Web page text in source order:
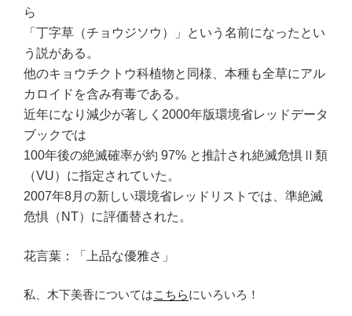
ら
「丁字草（チョウジソウ）」という名前になったとい
う説がある。
他のキョウチクトウ科植物と同様、本種も全草にアル
カロイドを含み有毒である。
近年になり減少が著しく2000年版環境省レッドデータ
ブックでは
100年後の絶滅確率が約 97% と推計され絶滅危惧Ⅱ類
（VU）に指定されていた。
2007年8月の新しい環境省レッドリストでは、準絶滅
危惧（NT）に評価替された。
花言葉：「上品な優雅さ」
私、木下美香についてはこちらにいろいろ！